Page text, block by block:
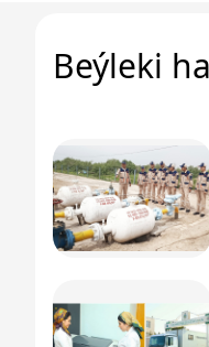
Beýleki